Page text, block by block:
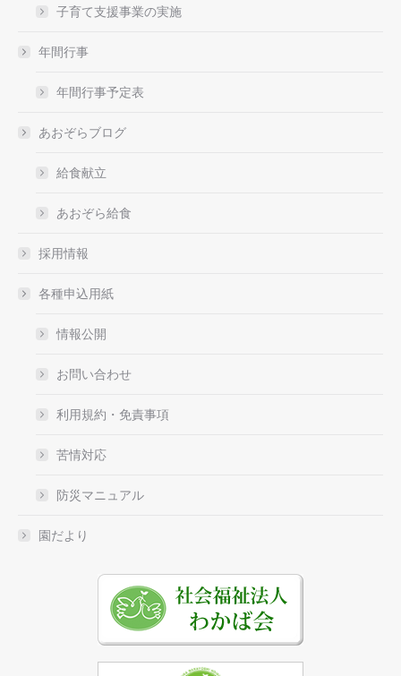
子育て支援事業の実施
年間行事
年間行事予定表
あおぞらブログ
給食献立
あおぞら給食
採用情報
各種申込用紙
情報公開
お問い合わせ
利用規約・免責事項
苦情対応
防災マニュアル
園だより